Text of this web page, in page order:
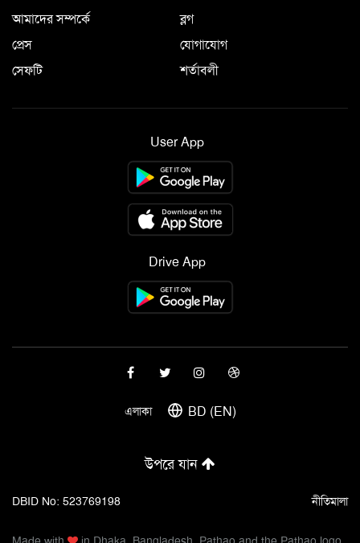
আমাদের সম্পর্কে
ব্লগ
প্রেস
যোগাযোগ
সেফটি
শর্তাবলী
User App
Drive App
এলাকা BD (EN)
উপরে যান
DBID No: 523769198 নীতিমালা